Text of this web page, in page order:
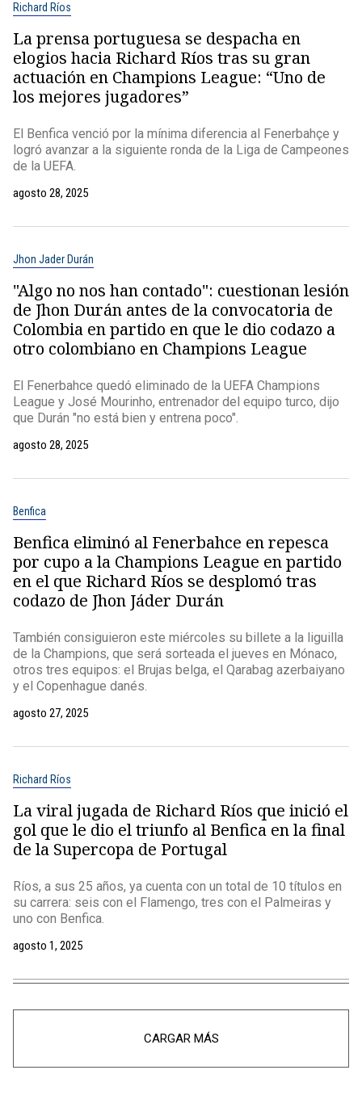
Richard Ríos
La prensa portuguesa se despacha en
elogios hacia Richard Ríos tras su gran
actuación en Champions League: “Uno de
los mejores jugadores”
El Benfica venció por la mínima diferencia al Fenerbahçe y
logró avanzar a la siguiente ronda de la Liga de Campeones
de la UEFA.
agosto 28, 2025
Jhon Jader Durán
"Algo no nos han contado": cuestionan lesión
de Jhon Durán antes de la convocatoria de
Colombia en partido en que le dio codazo a
otro colombiano en Champions League
El Fenerbahce quedó eliminado de la UEFA Champions
League y José Mourinho, entrenador del equipo turco, dijo
que Durán "no está bien y entrena poco".
agosto 28, 2025
Benfica
Benfica eliminó al Fenerbahce en repesca
por cupo a la Champions League en partido
en el que Richard Ríos se desplomó tras
codazo de Jhon Jáder Durán
También consiguieron este miércoles su billete a la liguilla
de la Champions, que será sorteada el jueves en Mónaco,
otros tres equipos: el Brujas belga, el Qarabag azerbaiyano
y el Copenhague danés.
agosto 27, 2025
Richard Ríos
La viral jugada de Richard Ríos que inició el
gol que le dio el triunfo al Benfica en la final
de la Supercopa de Portugal
Ríos, a sus 25 años, ya cuenta con un total de 10 títulos en
su carrera: seis con el Flamengo, tres con el Palmeiras y
uno con Benfica.
agosto 1, 2025
CARGAR MÁS